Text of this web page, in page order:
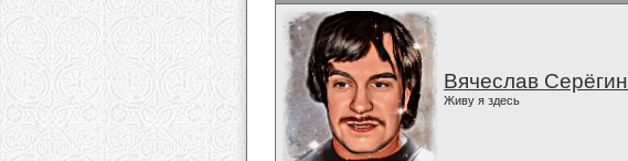
Вячеслав Серёгин
Живу я здесь